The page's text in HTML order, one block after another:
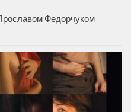
Федорчуком